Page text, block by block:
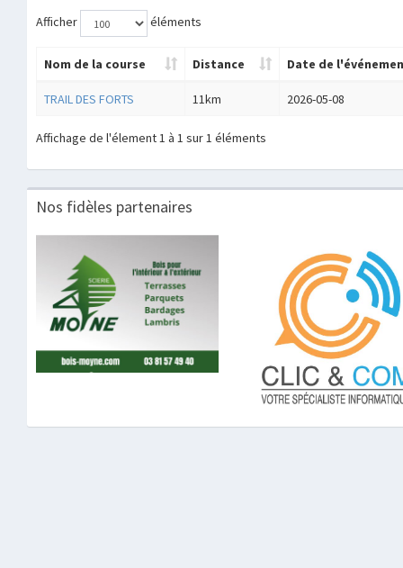
Afficher éléments
Nom de la course Distance Date de
TRAIL DES FORTS 11km 2026-05-08
Affichage de l'élement 1 à 1 sur 1 éléments
Nos fidèles partenaires